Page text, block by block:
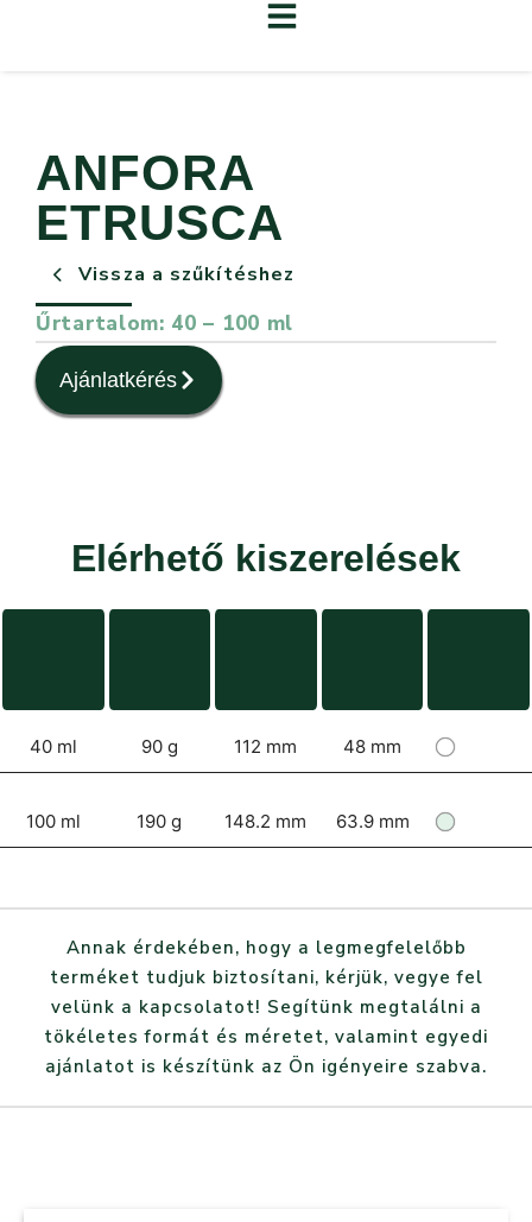
ANFORA
ETRUSCA
Vissza a szűkítéshez
Űrtartalom: 40 – 100 ml
Ajánlatkérés
Elérhető kiszerelések
40 ml 90 g 112 mm 48 mm
100 ml 190 g 148.2 mm 63.9 mm
Annak érdekében, hogy a legmegfelelőbb
terméket tudjuk biztosítani, kérjük, vegye fel
velünk a kapcsolatot! Segítünk megtalálni a
tökéletes formát és méretet, valamint egyedi
ajánlatot is készítünk az Ön igényeire szabva.